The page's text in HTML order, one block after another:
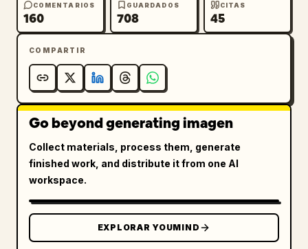
COMENTARIOS
160
GUARDADOS
708
CITAS
45
COMPARTIR
Go beyond generating imagen
Collect materials, process them, generate
finished work, and distribute it from one AI
workspace.
EXPLORAR YOUMIND